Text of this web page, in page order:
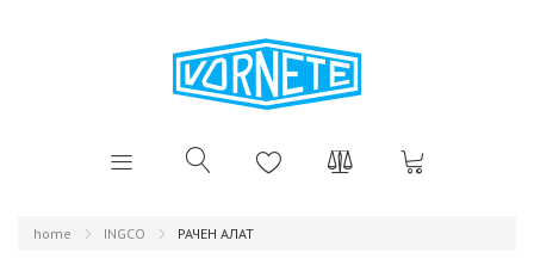
home INGCO РАЧЕН АЛАТ